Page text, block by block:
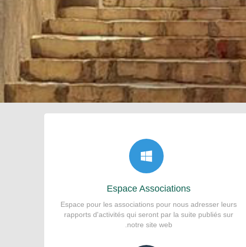
Espace Associations
Espace pour les associations pour nous adresser leurs
rapports d'activités qui seront par la suite publiés sur
notre site web.